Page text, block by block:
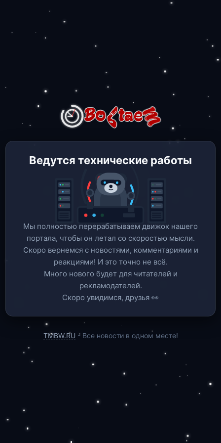
Ведутся технические работы
Мы полностью перерабатываем движок нашего
портала, чтобы он летал со скоростью мысли.
Скоро вернемся c новостями, комментариями и
реакциями! И это точно не всё.
Много нового будет для читателей и
рекламодателей.
Скоро увидимся, друзья 👀
TMBW.RU - Все новости в одном месте!